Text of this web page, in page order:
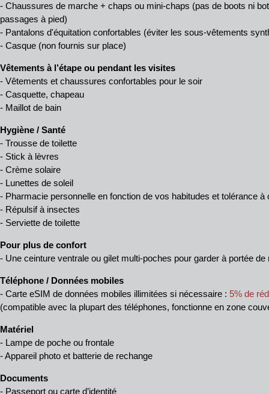
- Chaussures de marche + chaps ou mini-chaps (pas de boots ni
passages à pied)
- Pantalons d'équitation confortables (éviter les sous-vêtements
- Casque (non fournis sur place)
Vêtements à l’étape ou pendant les visites
- Vêtements et chaussures confortables pour le soir
- Casquette, chapeau
- Maillot de bain
Hygiène / Santé
- Trousse de toilette
- Stick à lèvres
- Crème solaire
- Lunettes de soleil
- Pharmacie personnelle en fonction de vos habitudes et tolérance
- Répulsif à insectes
- Serviette de toilette
Pour plus de confort
- Une ceinture ventrale ou gilet multi-poches pour garder à portée
Téléphone / Données mobiles
- Carte eSIM de données mobiles illimitées si nécessaire : 5% de
(compatible avec la plupart des téléphones, fonctionne en zone
Matériel
- Lampe de poche ou frontale
- Appareil photo et batterie de rechange
Documents
- Passeport ou carte d’identité